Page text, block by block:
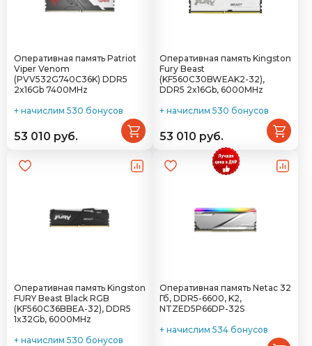
Оперативная память Patriot
Viper Venom
(PVV532G740C36K) DDR5
2x16Gb 7400MHz
+ начислим 530 бонусов
53 010 руб.
Оперативная память Kingston
Fury Beast
(KF560C30BWEAK2-32),
DDR5 2x16Gb, 6000MHz
+ начислим 530 бонусов
53 010 руб.
Оперативная память Kingston
FURY Beast Black RGB
(KF560C36BBEA-32), DDR5
1x32Gb, 6000MHz
+ начислим 530 бонусов
Оперативная память Netac 32
Гб, DDR5-6600, K2,
NTZED5P66DP-32S
+ начислим 534 бонусов